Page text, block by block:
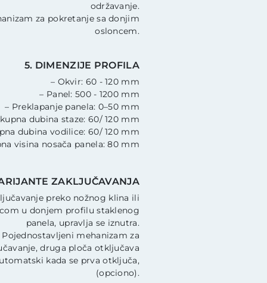
održavanje.
za pokretanje sa donjim
osloncem.
5. DIMENZIJE PROFILA
– Okvir: 60 - 120 mm
– Panel: 500 - 1200 mm
– Preklapanje panela: 0–50 mm
dubina staze: 60/ 120 mm
dubina vodilice: 60/ 120 mm
visina nosača panela: 80 mm
ZAKLJUČAVANJA
preko nožnog klina ili
u donjem profilu staklenog
panela, upravlja se iznutra.
Pojednostavljeni mehanizam za
druga ploča otključava
kada se prva otključa,
(opciono).